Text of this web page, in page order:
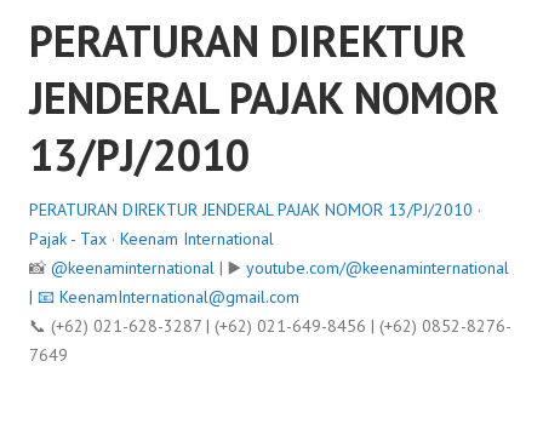
PERATURAN DIREKTUR
JENDERAL PAJAK NOMOR
13/PJ/2010
PERATURAN DIREKTUR JENDERAL PAJAK NOMOR 13/PJ/2010 ·
Pajak - Tax · Keenam International
📸 @keenaminternational | ▶️ youtube.com/@keenaminternational
| 📧 KeenamInternational@gmail.com
📞 (+62) 021-628-3287 | (+62) 021-649-8456 | (+62) 0852-8276-
7649